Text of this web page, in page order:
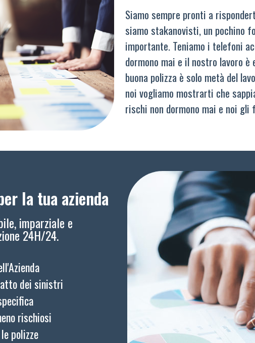
Siamo sempre pronti a
siamo stakanovisti, un pochino
importante. Teniamo i telefoni
dormono mai e il nostro lavoro è
buona polizza è solo metà del
noi vogliamo mostrarti che
rischi non dormono mai e noi gli
la tua azienda
imparziale e
24H/24.
dei sinistri
rischiosi
polizze